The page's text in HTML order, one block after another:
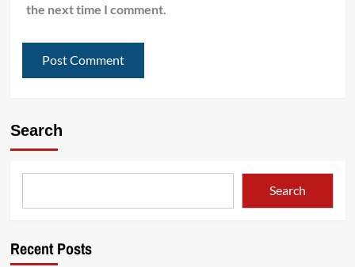
the next time I comment.
Search
Search
Recent Posts